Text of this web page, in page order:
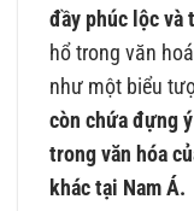
đầy phúc lộc và
hổ trong văn
như một biểu
còn chứa đựng
trong văn hóa
khác tại Nam Á.